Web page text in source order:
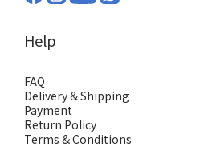
Help
FAQ
Delivery & Shipping
Payment
Return Policy
Terms & Conditions